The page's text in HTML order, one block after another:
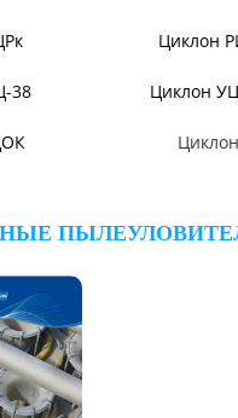
9/300 Вентиляторы
АС
Направляющий
МЧ